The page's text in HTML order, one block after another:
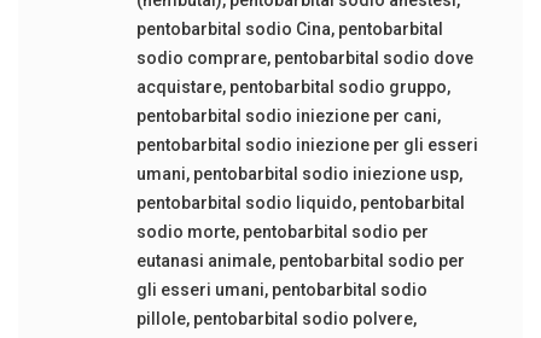
pentobarbital sodio Cina, pentobarbital
sodio comprare, pentobarbital sodio dove
acquistare, pentobarbital sodio gruppo,
pentobarbital sodio iniezione per cani,
pentobarbital sodio iniezione per gli esseri
umani, pentobarbital sodio iniezione usp,
pentobarbital sodio liquido, pentobarbital
sodio morte, pentobarbital sodio per
eutanasi animale, pentobarbital sodio per
gli esseri umani, pentobarbital sodio
pillole, pentobarbital sodio polvere,